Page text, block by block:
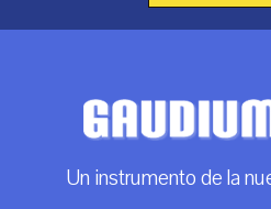
Un instrumento de la